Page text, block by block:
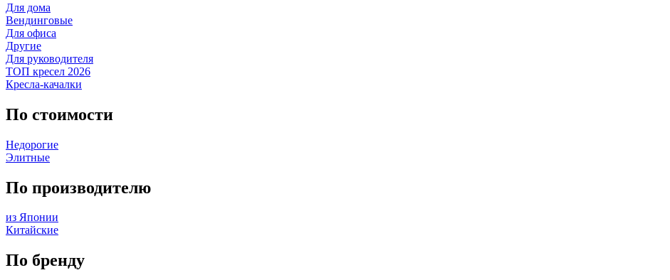
Для дома
Вендинговые
Для офиса
Другие
Для руководителя
ТОП кресел 2026
Кресла-качалки
По стоимости
Недорогие
Элитные
По производителю
из Японии
Китайские
По бренду